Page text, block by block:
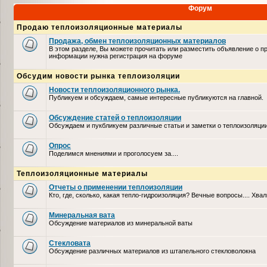
Форум
Продаю теплоизоляционные материалы
Продажа, обмен теплоизоляционных материалов
В этом разделе, Вы можете прочитать или разместить объявление о
информации нужна регистрация на форуме
Обсудим новости рынка теплоизоляции
Новости теплоизоляционного рынка.
Публикуем и обсуждаем, самые интересные публикуются на главной.
Обсуждение статей о теплоизоляции
Обсуждаем и пукбликуем различные статьи и заметки о
Опрос
Поделимся мнениями и проголосуем за....
Теплоизоляционные материалы
Отчеты о применении теплоизоляции
Кто, где, сколько, какая тепло-гидроизоляция? Вечные вопросы....
Минеральная вата
Обсуждение материалов из минеральной ваты
Стекловата
Обсуждение различных материалов из штапельного стекловолокна